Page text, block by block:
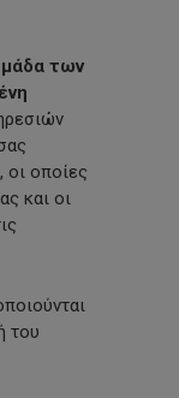
των
οι οποίες
και οι
του